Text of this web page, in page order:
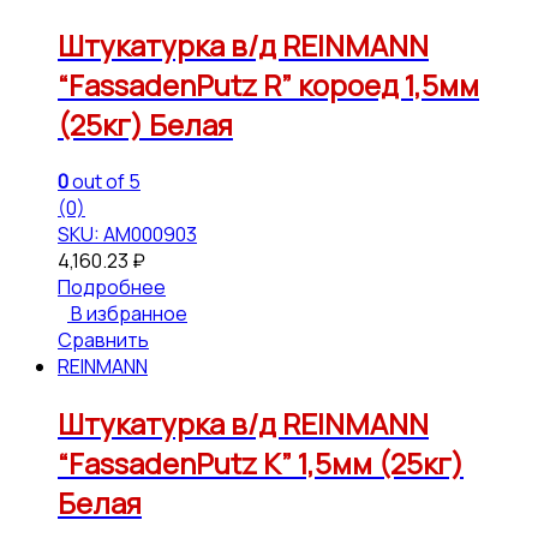
Штукатурка в/д REINMANN
“FassadenPutz R” короед 1,5мм
(25кг) Белая
0out of 5
(0)
SKU: АМ000903
4,160.23 ₽
Подробнее
В избранное
Сравнить
REINMANN
Штукатурка в/д REINMANN
“FassadenPutz К” 1,5мм (25кг)
Белая